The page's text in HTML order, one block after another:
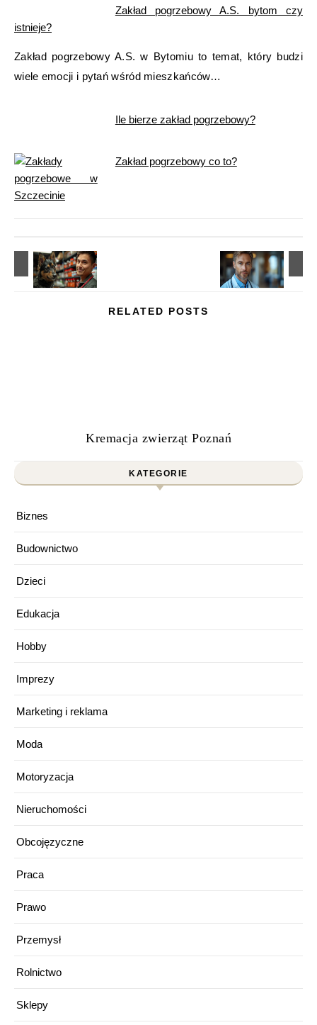
Zakład pogrzebowy A.S. bytom czy
istnieje?
Zakład pogrzebowy A.S. w Bytomiu to temat, który budzi
wiele emocji i pytań wśród mieszkańców…
Ile bierze zakład pogrzebowy?
Zakład pogrzebowy co to?
RELATED POSTS
Kremacja zwierząt Poznań
KATEGORIE
Biznes
Budownictwo
Dzieci
Edukacja
Hobby
Imprezy
Marketing i reklama
Moda
Motoryzacja
Nieruchomości
Obcojęzyczne
Praca
Prawo
Przemysł
Rolnictwo
Sklepy